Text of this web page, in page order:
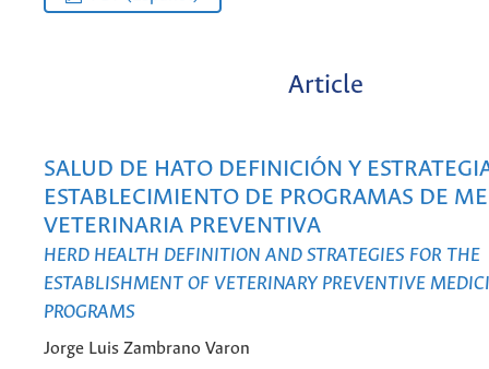
Article
SALUD DE HATO DEFINICIÓN Y
ESTABLECIMIENTO DE PROGRAMAS DE
VETERINARIA PREVENTIVA
HERD HEALTH DEFINITION AND STRATEGIES FOR THE
ESTABLISHMENT OF VETERINARY PREVENTIVE
PROGRAMS
Jorge Luis Zambrano Varon